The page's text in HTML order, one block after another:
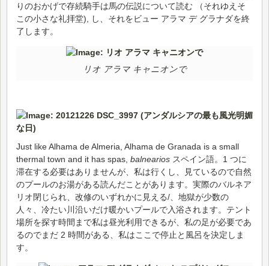
りのおかげで存続騎手は馬の伝説について読む （それゆえそ
この小さな礼拝堂), し、それをビュー アラマ デ グラナダを終
了します。
リオ アラマ キャニオンで
Just like Alhama de Almeria, Alhama de Granada is a small
thermal town and it has spas, balnearios スペイン語。1 つに
滞在する必要はありませんが、私は行くし、見ているので自然
のプールのお湯がある読んだことがあります。実際のバルネア
リオ閉じられ、改修のいずれかに見える/、地獄が少数の
人々、冷たい川沿いだけ暖かいプールで入浴されます。テント
場所を探す時間まで私は昼光利用できるが、私の足が必要であ
るのでまだ 2 時間がある、私はここで停止と風呂を決定しま
す。